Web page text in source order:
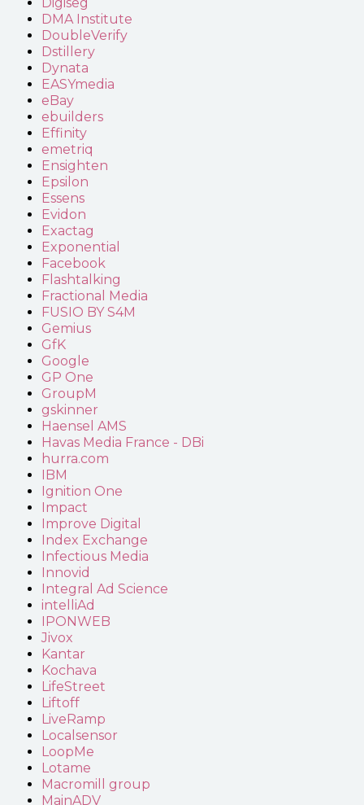
DMA Institute
DoubleVerify
Dstillery
Dynata
EASYmedia
eBay
ebuilders
Effinity
emetriq
Ensighten
Epsilon
Essens
Evidon
Exactag
Exponential
Facebook
Flashtalking
Fractional Media
FUSIO BY S4M
Gemius
GfK
Google
GP One
GroupM
gskinner
Haensel AMS
Havas Media France - DBi
hurra.com
IBM
Ignition One
Impact
Improve Digital
Index Exchange
Infectious Media
Innovid
Integral Ad Science
intelliAd
IPONWEB
Jivox
Kantar
Kochava
LifeStreet
Liftoff
LiveRamp
Localsensor
LoopMe
Lotame
Macromill group
MainADV